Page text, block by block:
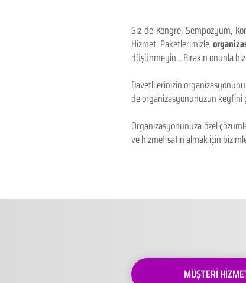
Siz de Kongre, Sempozyum,
Hizmet Paketlerimizle
düşünmeyin... Bırakın onunla
Davetlilerinizin
de organizasyonunuzun keyfini
Organizasyonunuza özel
ve hizmet satın almak için
MÜŞTERİ